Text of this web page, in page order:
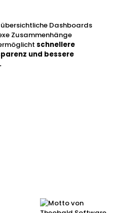
Dashboards
Zusammenhänge
schnellere
und bessere